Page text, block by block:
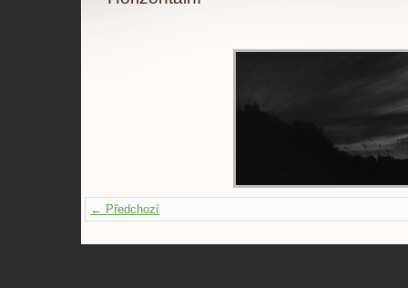
← Předchozí